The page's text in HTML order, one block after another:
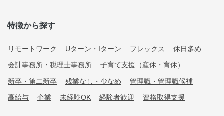
特徴から探す
リモートワーク Uターン・Iターン フレックス 休日多め
会計事務所・税理士事務所 子育て支援（産休・育休）
新卒・第二新卒 残業なし・少なめ 管理職・管理職候補
高給与 企業 未経験OK 経験者歓迎 資格取得支援